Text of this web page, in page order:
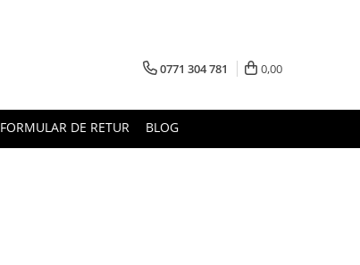
0771 304 781 0,00
FORMULAR DE RETUR BLOG